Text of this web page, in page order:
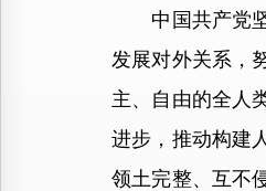
中国共产党坚
发展对外关系，
主、自由的全人
进步，推动构建
领土完整、互不